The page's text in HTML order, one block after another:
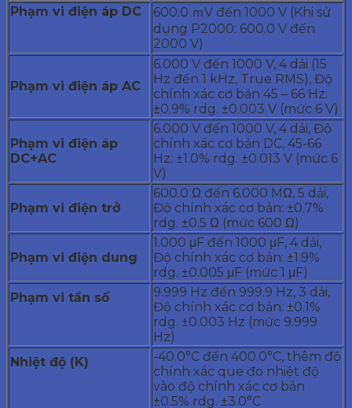
Phạm vi điện áp DC
600.0 ｍV đến 1000 V (Khi sử
dụng P2000: 600.0 V đến
2000 V)
Phạm vi điện áp AC
6.000 V đến 1000 V, 4 dải (15
Hz đến 1 kHz, True RMS), Độ
chính xác cơ bản 45 – 66 Hz:
±0.9% rdg. ±0.003 V (mức 6 V)
Phạm vi điện áp
DC+AC
6.000 V đến 1000 V, 4 dải, Độ
chính xác cơ bản DC, 45-66
Hz: ±1.0% rdg. ±0.013 V (mức 6
V)
Phạm vi điện trở
600.0 Ω đến 6.000 MΩ, 5 dải,
Độ chính xác cơ bản: ±0.7%
rdg. ±0.5 Ω (mức 600 Ω)
Phạm vi điện dung
1.000 μF đến 1000 μF, 4 dải,
Độ chính xác cơ bản: ±1.9%
rdg. ±0.005 μF (mức 1 μF)
Phạm vi tần số
9.999 Hz đến 999.9 Hz, 3 dải,
Độ chính xác cơ bản: ±0.1%
rdg. ±0.003 Hz (mức 9.999
Hz)
Nhiệt độ (K)
-40.0°C đến 400.0°C, thêm độ
chính xác que đo nhiệt độ
vào độ chính xác cơ bản
±0.5% rdg. ±3.0°C